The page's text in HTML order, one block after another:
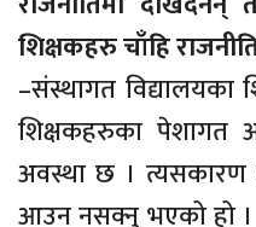
शिक्षकहरु चाँहि
–संस्थागत
शिक्षकहरुका पेशागत
अवस्था छ । त्यसकारण
आउन नसक्नु भएको हो ।